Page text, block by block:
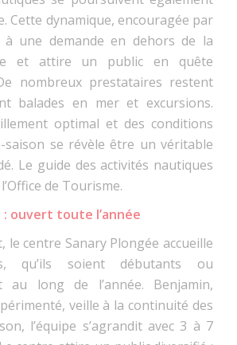
Cette dynamique, encouragée par
une demande en dehors de la
et attire un public en quête
nombreux prestataires restent
balades en mer et excursions.
optimal et des conditions
saison se révèle être un véritable
Le guide des activités nautiques
de Tourisme.
: ouvert toute l’année
le centre Sanary Plongée accueille
qu’ils soient débutants ou
au long de l’année. Benjamin,
veille à la continuité des
l’équipe s’agrandit avec 3 à 7